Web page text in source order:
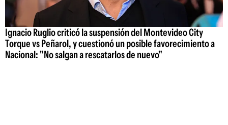
Ignacio Ruglio criticó la suspensión del Montevideo City
Torque vs Peñarol, y cuestionó un posible favorecimiento a
Nacional: "No salgan a rescatarlos de nuevo"